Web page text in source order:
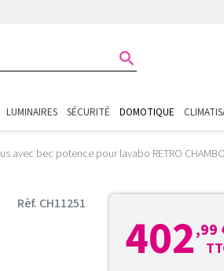

LUMINAIRES SÉCURITÉ DOMOTIQUE
avec bec potence pour lavabo RETRO
Rèf. CH11251
402,99